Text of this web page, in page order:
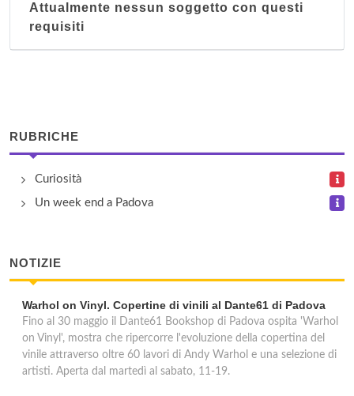
Ai Salici
Al Collina Tranquilla
Al Girasole
Attualmente nessun soggetto con questi
requisiti
RUBRICHE
Curiosità
Un week end a Padova
NOTIZIE
Warhol on Vinyl. Copertine di vinili al Dante61 di Padova
Fino al 30 maggio il Dante61 Bookshop di Padova ospita 'Warhol
on Vinyl', mostra che ripercorre l'evoluzione della copertina del
vinile attraverso oltre 60 lavori di Andy Warhol e una selezione di
artisti. Aperta dal martedì al sabato, 11-19.